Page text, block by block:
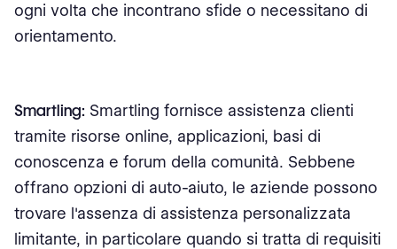
ogni volta che incontrano sfide o necessitano di
orientamento.
Smartling: Smartling fornisce assistenza clienti
tramite risorse online, applicazioni, basi di
conoscenza e forum della comunità. Sebbene
offrano opzioni di auto-aiuto, le aziende possono
trovare l'assenza di assistenza personalizzata
limitante, in particolare quando si tratta di requisiti